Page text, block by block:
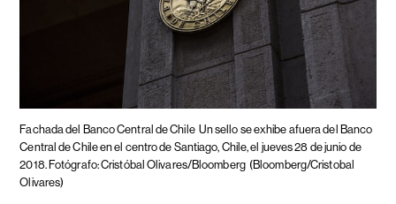
Fachada del Banco Central de Chile Un sello se exhibe afuera del Banco
Central de Chile en el centro de Santiago, Chile, el jueves 28 de junio de
2018. Fotógrafo: Cristóbal Olivares/Bloomberg (Bloomberg/Cristobal
Olivares)